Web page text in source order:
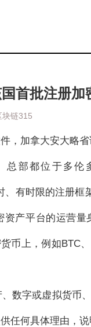
首批注册加
块链315
，加拿大安大略
部都位于多伦
有时限的注册框
产平台的运营量
上，例如BTC、
数字或虚拟货币
任何具体理由，